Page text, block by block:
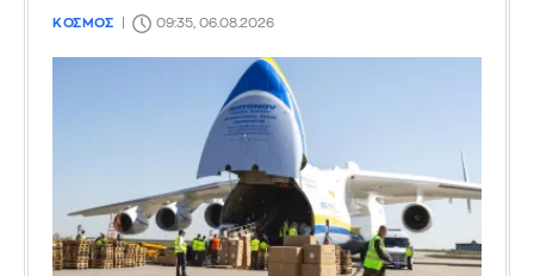
ΚΟΣΜΟΣ 09:35, 06.08.2026